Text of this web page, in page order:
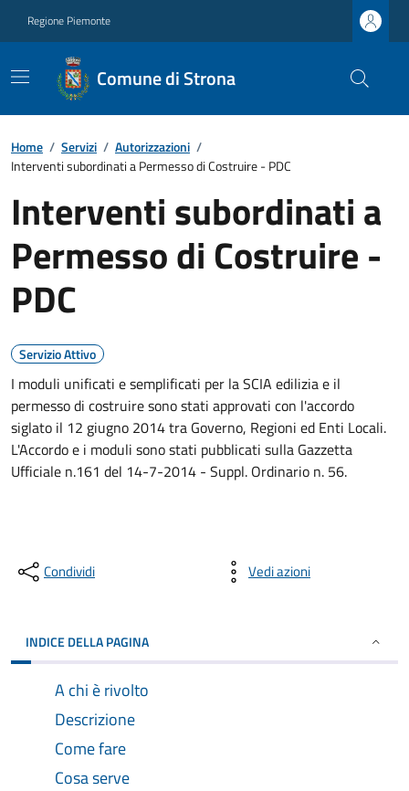
Regione Piemonte
Comune di Strona
Home / Servizi / Autorizzazioni /
Interventi subordinati a Permesso di Costruire - PDC
Interventi subordinati a
Permesso di Costruire -
PDC
Servizio Attivo
I moduli unificati e semplificati per la SCIA edilizia e il
permesso di costruire sono stati approvati con l'accordo
siglato il 12 giugno 2014 tra Governo, Regioni ed Enti Locali.
L'Accordo e i moduli sono stati pubblicati sulla Gazzetta
Ufficiale n.161 del 14-7-2014 - Suppl. Ordinario n. 56.
Condividi Vedi azioni
INDICE DELLA PAGINA
A chi è rivolto
Descrizione
Come fare
Cosa serve